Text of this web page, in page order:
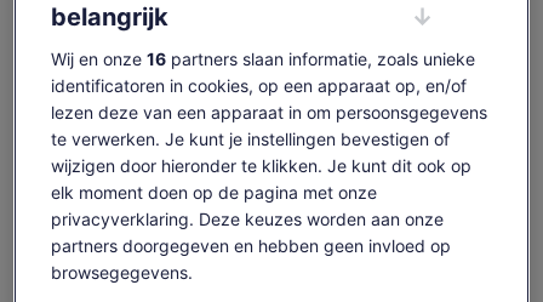
Datums wijzigen
Datums
wijzigen
vr 14 aug. za 15 aug.
-
zo 16 aug.
€ 145
ma 17 aug.
€ 145
di 18 aug.
€ 145
De
vorige
prijs
was
€ 146
€ 146
€ 117
inclusief belastingen en toeslagen
per volwassene
Tickets weergeven
Content op deze pagina is mogelijk geproduceerd
door machinevertaling
Originele tekst bekijken (Engelstalig)
Feedback over deze vertalingen geven Opent
een
Wat is wel en niet
belangrijk
Wij en onze 16partners slaan informatie, zoals unieke
identificatoren in cookies, op een apparaat op, en/of
lezen deze van een apparaat in om persoonsgegevens
te verwerken. Je kunt je instellingen bevestigen of
wijzigen door hieronder te klikken. Je kunt dit ook op
elk moment doen op de pagina met onze
privacyverklaring. Deze keuzes worden aan onze
partners doorgegeven en hebben geen invloed op
browsegegevens.